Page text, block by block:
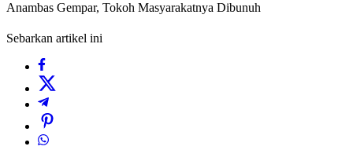
Anambas Gempar, Tokoh Masyarakatnya Dibunuh
Sebarkan artikel ini